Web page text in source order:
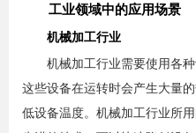
工业领域中的应用场景
机械加工行业
机械加工行业需要使用各种
这些设备在运转时会产生大量
低设备温度。机械加工行业所